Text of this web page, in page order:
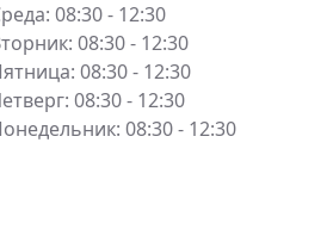
08:30 - 12:30
08:30 - 12:30
08:30 - 12:30
08:30 - 12:30
08:30 - 12:30